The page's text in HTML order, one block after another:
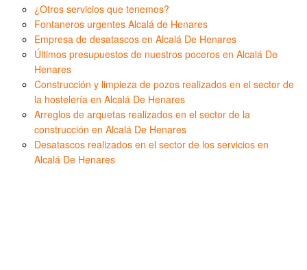
¿Otros servicios que tenemos?
Fontaneros urgentes Alcalá de Henares
Empresa de desatascos en Alcalá De Henares
Últimos presupuestos de nuestros poceros en Alcalá De
Henares
Construcción y limpieza de pozos realizados en el sector de
la hostelería en Alcalá De Henares
Arreglos de arquetas realizados en el sector de la
construcción en Alcalá De Henares
Desatascos realizados en el sector de los servicios en
Alcalá De Henares